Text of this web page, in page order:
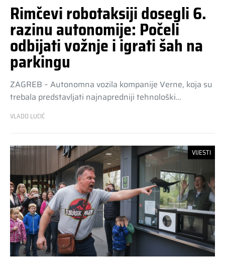
Rimčevi robotaksiji dosegli 6.
razinu autonomije: Počeli
odbijati vožnje i igrati šah na
parkingu
ZAGREB – Autonomna vozila kompanije Verne, koja su
trebala predstavljati najnapredniji tehnološki…
VLADO LUCIĆ
VIJESTI